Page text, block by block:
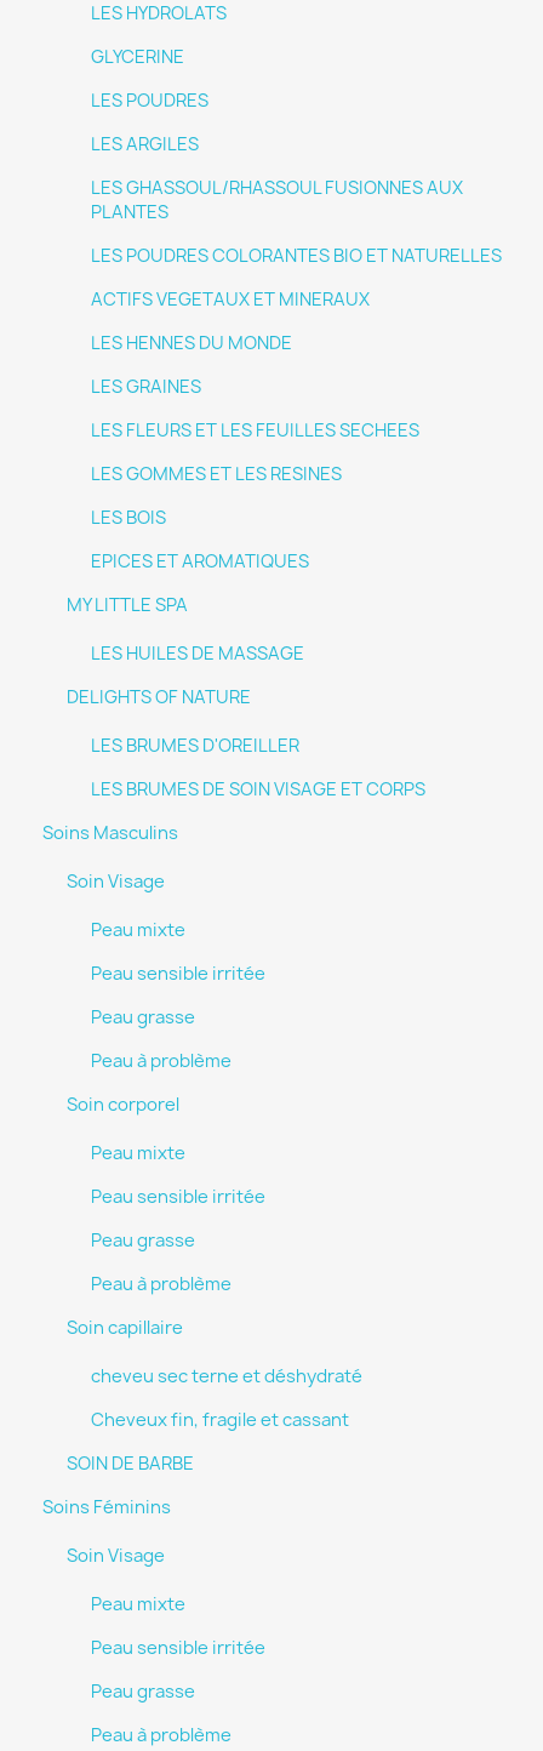
LES HYDROLATS
GLYCERINE
LES POUDRES
LES ARGILES
LES GHASSOUL/RHASSOUL FUSIONNES AUX
PLANTES
LES POUDRES COLORANTES BIO ET NATURELLES
ACTIFS VEGETAUX ET MINERAUX
LES HENNES DU MONDE
LES GRAINES
LES FLEURS ET LES FEUILLES SECHEES
LES GOMMES ET LES RESINES
LES BOIS
EPICES ET AROMATIQUES
MY LITTLE SPA
LES HUILES DE MASSAGE
DELIGHTS OF NATURE
LES BRUMES D'OREILLER
LES BRUMES DE SOIN VISAGE ET CORPS
Soins Masculins
Soin Visage
Peau mixte
Peau sensible irritée
Peau grasse
Peau à problème
Soin corporel
Peau mixte
Peau sensible irritée
Peau grasse
Peau à problème
Soin capillaire
cheveu sec terne et déshydraté
Cheveux fin, fragile et cassant
SOIN DE BARBE
Soins Féminins
Soin Visage
Peau mixte
Peau sensible irritée
Peau grasse
Peau à problème